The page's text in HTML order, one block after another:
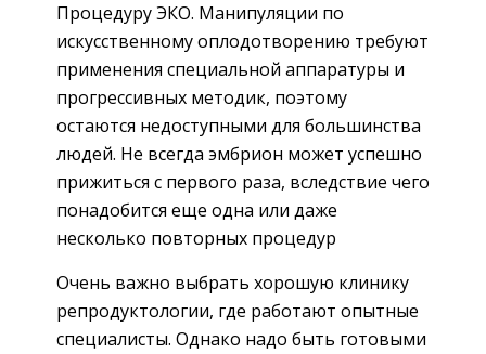
Процедуру ЭКО. Манипуляции по
искусственному оплодотворению требуют
применения специальной аппаратуры и
прогрессивных методик, поэтому
остаются недоступными для большинства
людей. Не всегда эмбрион может успешно
прижиться с первого раза, вследствие чего
понадобится еще одна или даже
несколько повторных процедур
Очень важно выбрать хорошую клинику
репродуктологии, где работают опытные
специалисты. Однако надо быть готовыми